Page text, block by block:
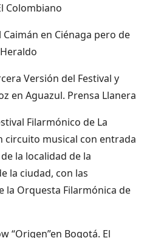
Colombiano
en Ciénaga pero de
Versión del Festival y
en Aguazul. Prensa Llanera
Filarmónico de La
circuito musical con entrada
la localidad de la
la ciudad, con las
la Orquesta Filarmónica de
“Origen”en Bogotá. El